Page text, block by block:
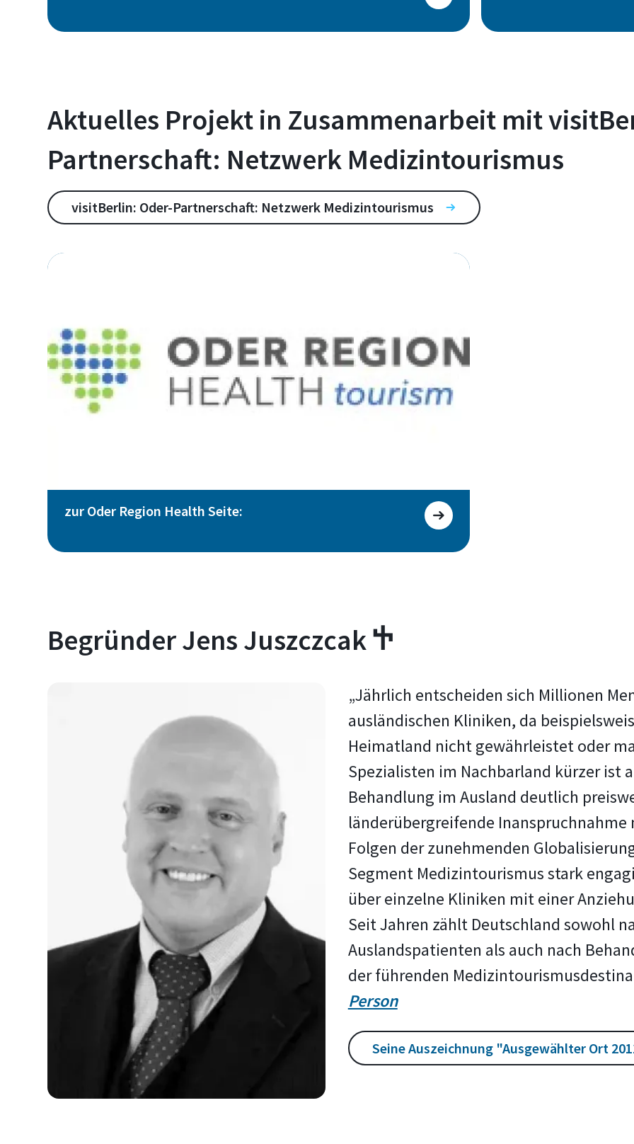
Aktuelles Projekt in Zusammenarbeit mit
Partnerschaft: Netzwerk Medizintourismus
visitBerlin: Oder-Partnerschaft: Netzwerk Medizintourismus
zur Oder Region Health Seite:
Begründer Jens Juszczcak Ⴕ
„Jährlich entscheiden sich Millionen
ausländischen Kliniken, da
Heimatland nicht gewährleistet oder
Spezialisten im Nachbarland kürzer ist
Behandlung im Ausland deutlich
länderübergreifende
Folgen der zunehmenden
Segment Medizintourismus stark
über einzelne Kliniken mit einer
Seit Jahren zählt Deutschland sowohl
Auslandspatienten als auch nach
der führenden
Person
Seine Auszeichnung "Ausgewählter Ort